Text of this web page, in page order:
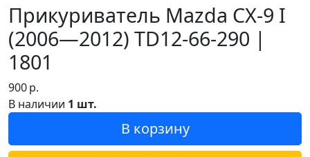
Прикуриватель Mazda CX-9 I
(2006—2012) TD12-66-290 |
1801
900р.
В наличии 1 шт.
В корзину